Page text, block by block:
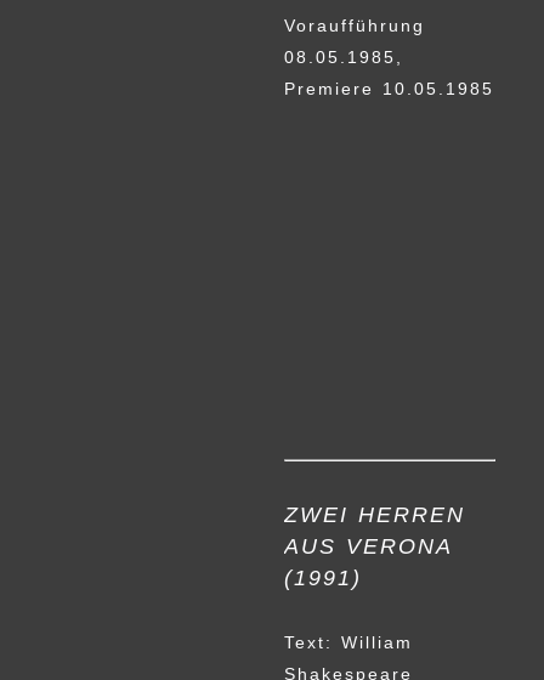
Voraufführung
08.05.1985,
Premiere 10.05.1985
ZWEI HERREN
AUS VERONA
(1991)
Text: William
Shakespeare